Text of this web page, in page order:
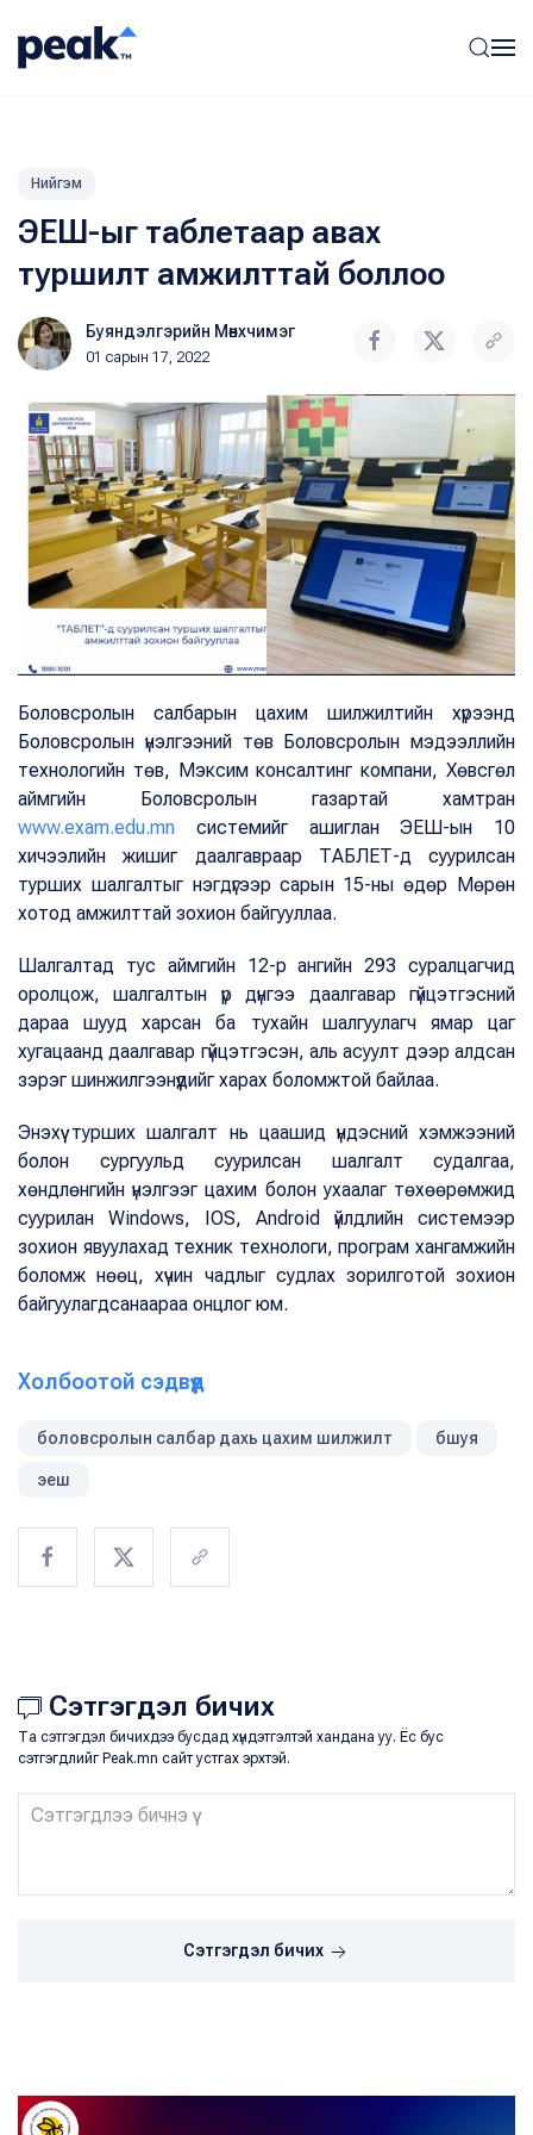
Нийгэм
ЭЕШ-ыг таблетаар авах
туршилт амжилттай боллоо
Буяндэлгэрийн Мөнхчимэг
01 сарын 17, 2022
Боловсролын салбарын цахим шилжилтийн хүрээнд
Боловсролын үнэлгээний төв Боловсролын мэдээллийн
технологийн төв, Мэксим консалтинг компани, Хөвсгөл
аймгийн Боловсролын газартай хамтран
www.exam.edu.mn системийг ашиглан ЭЕШ-ын 10
хичээлийн жишиг даалгавраар ТАБЛЕТ-д суурилсан
турших шалгалтыг нэгдүгээр сарын 15-ны өдөр Мөрөн
хотод амжилттай зохион байгууллаа.
Шалгалтад тус аймгийн 12-р ангийн 293 суралцагчид
оролцож, шалгалтын үр дүнгээ даалгавар гүйцэтгэсний
дараа шууд харсан ба тухайн шалгуулагч ямар цаг
хугацаанд даалгавар гүйцэтгэсэн, аль асуулт дээр алдсан
зэрэг шинжилгээнүүдийг харах боломжтой байлаа.
Энэхүү турших шалгалт нь цаашид үндэсний хэмжээний
болон сургуульд суурилсан шалгалт судалгаа,
хөндлөнгийн үнэлгээг цахим болон ухаалаг төхөөрөмжид
суурилан Windows, IOS, Android үйлдлийн системээр
зохион явуулахад техник технологи, програм хангамжийн
боломж нөөц, хүчин чадлыг судлах зорилготой зохион
байгуулагдсанаараа онцлог юм.
Холбоотой сэдвүүд
боловсролын салбар дахь цахим шилжилт бшуя
эеш
Сэтгэгдэл бичих
Та сэтгэгдэл бичихдээ бусдад хүндэтгэлтэй хандана уу. Ёс бус
сэтгэгдлийг Peak.mn сайт устгах эрхтэй.
Сэтгэгдэл бичих